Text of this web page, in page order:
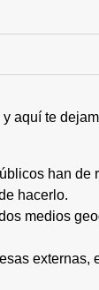
y aquí te
han de
hacerlo.
medios
externas,